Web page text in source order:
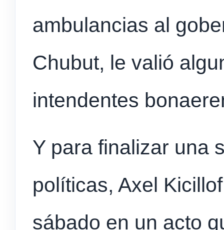
ambulancias al
Chubut, le valió
intendentes
Y para finalizar una
políticas, Axel
sábado en un acto